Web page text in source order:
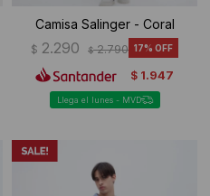
Camisa Salinger - Coral
$ 2.290 $ 2.790 17
$ 1.947
Llega el lunes - MVD